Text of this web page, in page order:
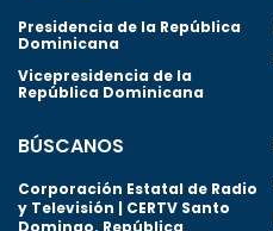
Presidencia de la República
Dominicana
Vicepresidencia de la
República Dominicana
BÚSCANOS
Corporación Estatal de Radio
y Televisión | CERTV Santo
Domingo. República